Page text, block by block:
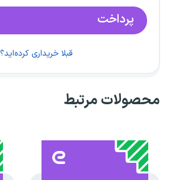
پرداخت
قبلا خریداری کرده‌اید؟
محصولات مرتبط